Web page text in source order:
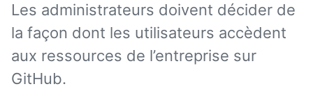
Les administrateurs doivent décider de
la façon dont les utilisateurs accèdent
aux ressources de l’entreprise sur
GitHub.